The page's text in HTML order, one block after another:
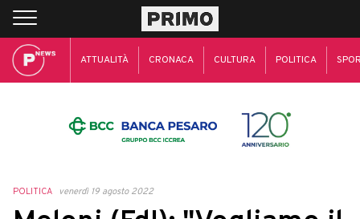
ATTUALITÀ CRONACA CULTURA POLITICA
POLITICA venerdì 19 agosto 2022